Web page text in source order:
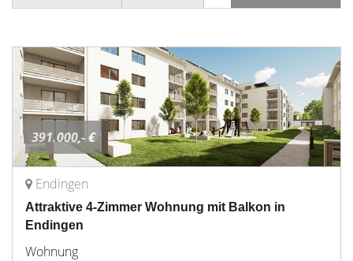
391.000,- €
Endingen
Attraktive 4-Zimmer Wohnung mit Balkon in
Endingen
Wohnung